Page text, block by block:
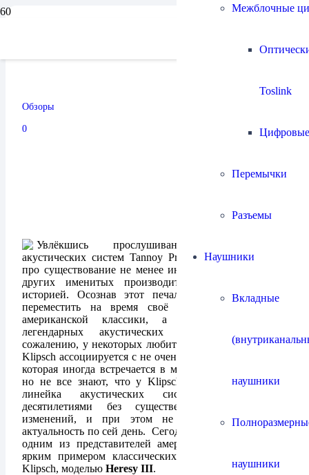
Межблочные
Toslink
Цифровые
Перемычки
Разъемы
Наушники
Вкладные
наушники
наушники
Акустические системы
Обзоры
0
Увлёкшись прослушиванием удивительных
акустических систем Tannoy Prestige, я совсем забыл
про существование не менее интересных колонок от
других именитых производителей с многолетней
историей. Осознав этот печальный факт, я решил
переместить на время своё внимание в сторону
американской классики, а именно в сторону
легендарных акустических систем Klipsch. К
сожалению, у некоторых любителей музыки компания
Klipsch ассоциируется с не очень дорогой продукцией,
которая иногда встречается в магазинах электроники,
но не все знают, что у Klipsch есть и классическая
линейка акустических систем, производимых
десятилетиями без существенных доработок и
изменений, и при этом не утрачивающих свою
актуальность по сей день. Сегодня мы познакомимся с
одним из представителей американской классики и
ярким примером классических акустических систем
Klipsch, моделью Heresy III.